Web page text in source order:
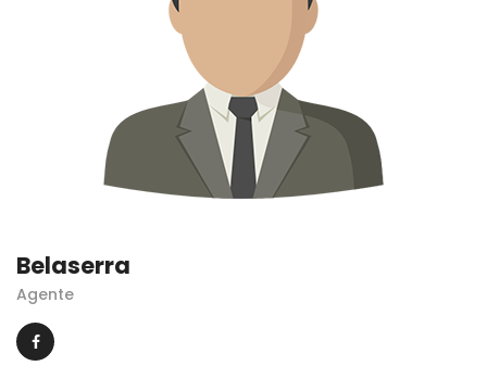
Belaserra
Agente